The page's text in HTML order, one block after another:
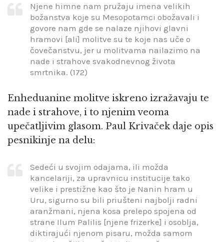
Njene himne nam pružaju imena velikih
božanstva koje su Mesopotamci obožavali i
govore nam gde se nalaze njihovi glavni
hramovi [ali] molitve su te koje nas uče o
čovečanstvu, jer u molitvama nailazimo na
nade i strahove svakodnevnog života
smrtnika. (172)
Enheduanine molitve iskreno izražavaju te
nade i strahove, i to njenim veoma
upečatljivim glasom. Paul Krivaček daje opis
pesnikinje na delu:
Sedeći u svojim odajama, ili možda
kancelariji, za upravnicu institucije tako
velike i prestižne kao što je Nanin hram u
Uru, sigurno su bili priušteni najbolji radni
aranžmani, njena kosa prelepo spojena od
strane Ilum Palilis [njene frizerke] i osoblja,
diktirajući njenom pisaru, možda samom